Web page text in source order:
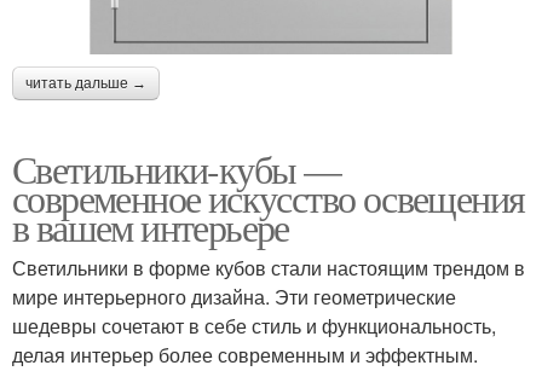
читать дальше →
Светильники-кубы —
современное искусство освещения
в вашем интерьере
Светильники в форме кубов стали настоящим трендом в
мире интерьерного дизайна. Эти геометрические
шедевры сочетают в себе стиль и функциональность,
делая интерьер более современным и эффектным.